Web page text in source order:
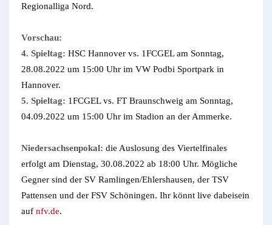
Regionalliga Nord.
Vorschau:
4. Spieltag: HSC Hannover vs. 1FCGEL am Sonntag,
28.08.2022 um 15:00 Uhr im VW Podbi Sportpark in
Hannover.
5. Spieltag: 1FCGEL vs. FT Braunschweig am Sonntag,
04.09.2022 um 15:00 Uhr im Stadion an der Ammerke.
Niedersachsenpokal: die Auslosung des Viertelfinales
erfolgt am Dienstag, 30.08.2022 ab 18:00 Uhr. Mögliche
Gegner sind der SV Ramlingen/Ehlershausen, der TSV
Pattensen und der FSV Schöningen. Ihr könnt live dabeisein
auf nfv.de.